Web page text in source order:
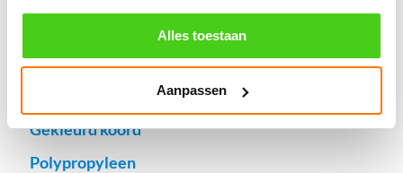
Alles toestaan
Aanpassen
home
Gekleurd koord
Polypropyleen